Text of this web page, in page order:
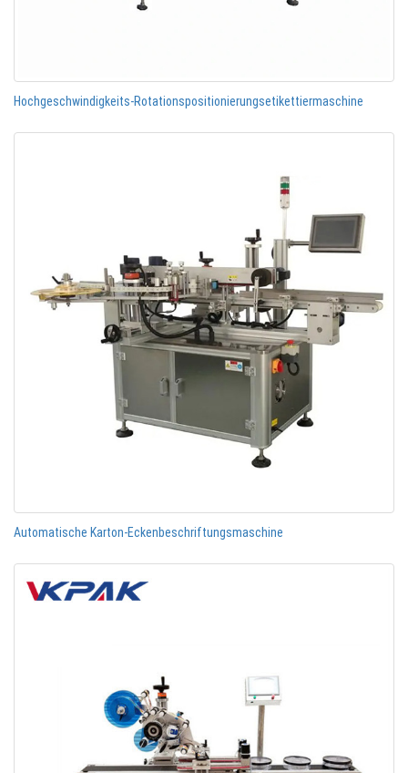
Hochgeschwindigkeits-Rotationspositionierungsetikettiermaschine
Automatische Karton-Eckenbeschriftungsmaschine